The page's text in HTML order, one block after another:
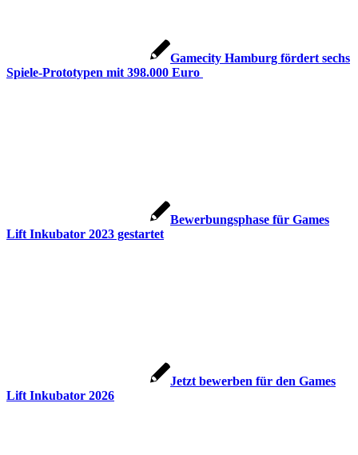
Gamecity Hamburg fördert sechs
Spiele-Prototypen mit 398.000 Euro
Bewerbungsphase für Games
Lift Inkubator 2023 gestartet
Jetzt bewerben für den Games
Lift Inkubator 2026